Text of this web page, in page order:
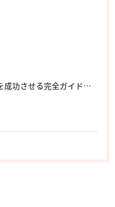
岡崎市の土地売却を成功させる完全ガイド｜エステート・ラボ